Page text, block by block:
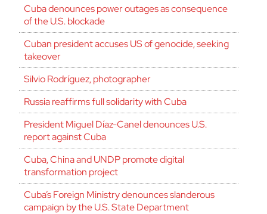
Cuba denounces power outages as consequence
of the U.S. blockade
Cuban president accuses US of genocide, seeking
takeover
Silvio Rodríguez, photographer
Russia reaffirms full solidarity with Cuba
President Miguel Díaz-Canel denounces U.S.
report against Cuba
Cuba, China and UNDP promote digital
transformation project
Cuba’s Foreign Ministry denounces slanderous
campaign by the U.S. State Department